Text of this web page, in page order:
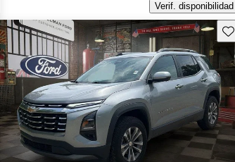
Verif. disponibilidad
este Aviso